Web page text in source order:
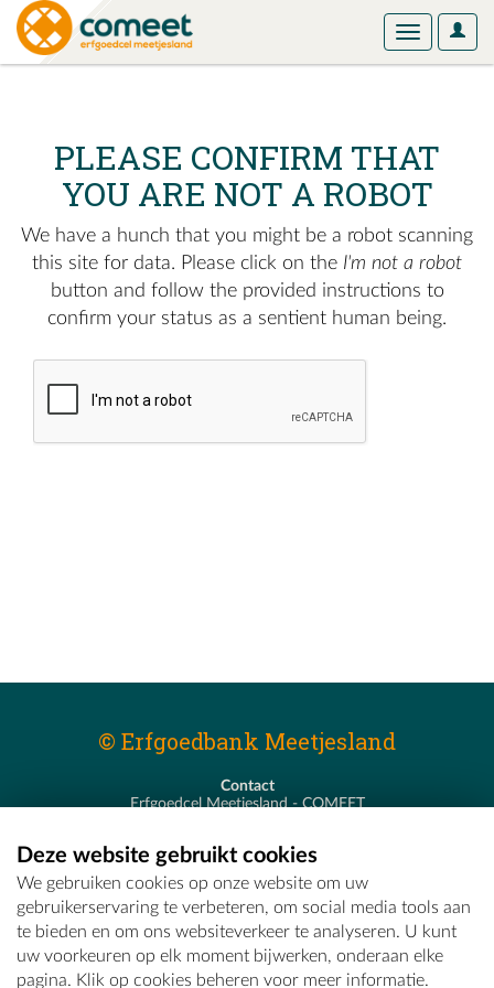
User
Toggle
PLEASE CONFIRM THAT
YOU ARE NOT A ROBOT
We have a hunch that you might be a robot scanning
this site for data. Please click on the I'm not a robot
button and follow the provided instructions to
confirm your status as a sentient human being.
© Erfgoedbank Meetjesland
Contact
Erfgoedcel Meetjesland - COMEET
T - 09 373 75 96
E -erfgoedcel@comeet.be
Deze website gebruikt cookies
We gebruiken cookies op onze website om uw
gebruikerservaring te verbeteren, om social media tools aan
te bieden en om ons websiteverkeer te analyseren. U kunt
uw voorkeuren op elk moment bijwerken, onderaan elke
pagina. Klik op cookies beheren voor meer informatie.